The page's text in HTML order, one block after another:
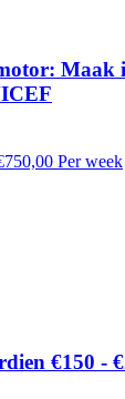
Maak
Per week
€150 -